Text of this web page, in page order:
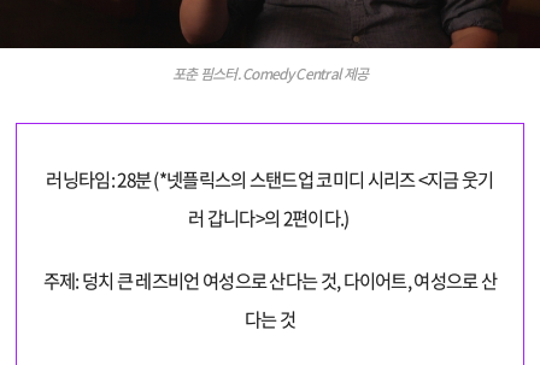
포춘 핌스터. Comedy Central 제공
러닝타임: 28분 (*넷플릭스의 스탠드업 코미디 시리즈 <지금 웃기
러 갑니다>의 2편이다.)
주제: 덩치 큰 레즈비언 여성으로 산다는 것, 다이어트, 여성으로 산
다는 것